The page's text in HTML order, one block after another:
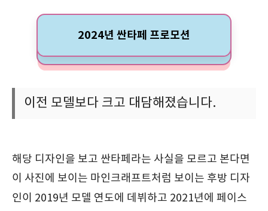
2024년 싼타페 프로모션
이전 모델보다 크고 대담해졌습니다.
해당 디자인을 보고 싼타페라는 사실을 모르고 본다면
이 사진에 보이는 마인크래프트처럼 보이는 후방 디자
인이 2019년 모델 연도에 데뷔하고 2021년에 페이스